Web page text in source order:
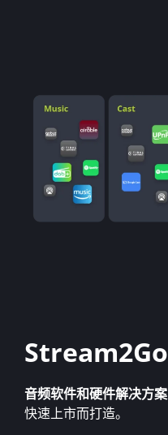
Stream2Go
音频软件和硬件解决方案
快速上市而打造。